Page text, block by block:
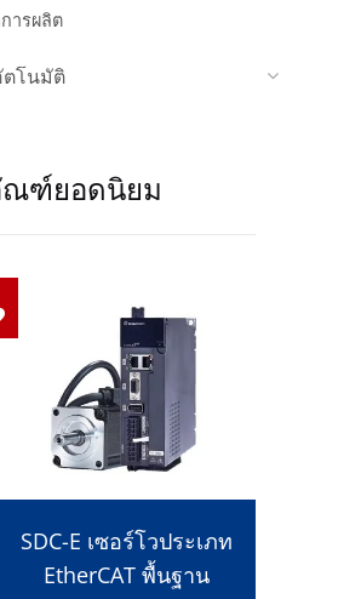
ารผลิต
โนมัติ
ฑ์ยอดนิยม
SDC-E เซอร์โวประเภท
EtherCAT พื้นฐาน